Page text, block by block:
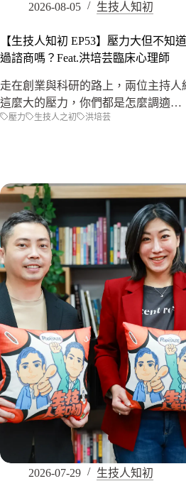
2026-08-05 生技人知初
【生技人知初 EP53】壓力大但不知
過諮商嗎？Feat.洪培芸臨床心理師
走在創業與科研的路上，兩位主持人
這麼大的壓力，你們都是怎麼調適…
壓力 生技人之初 洪培芸
2026-07-29 生技人知初